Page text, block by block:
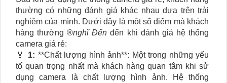
thường có những đánh giá khác nhau dựa trên trải
nghiệm của mình. Dưới đây là một số điểm mà khách
hàng thường ®️nghĩ Đến đến khi đánh giá hệ thống
camera giá rẻ:
️🏅 1: **Chất lượng hình ảnh**: Một trong những yếu
tố quan trọng nhất mà khách hàng quan tâm khi sử
dụng camera là chất lượng hình ảnh. Hệ thống